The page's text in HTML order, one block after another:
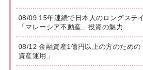
08/09 15年連続で日本人のロングステ
「マレーシア不動産」投資の魅力
08/12 金融資産1億円以上の方のための
資産運用」